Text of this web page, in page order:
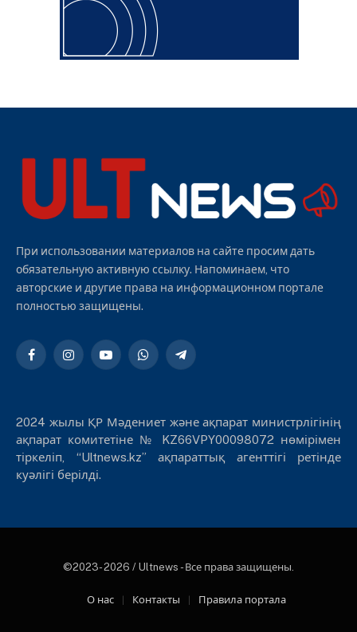
При использовании материалов на сайте просим дать
обязательную активную ссылку. Напоминаем, что
авторские и другие права на информационном портале
полностью защищены.
FacebookInstagramYouTubeWhatsAppTelegram
2024 жылы ҚР Мәдениет және ақпарат министрлігінің
ақпарат комитетіне № KZ66VPY00098072 нөмірімен
тіркеліп, “Ultnews.kz” ақпараттық агенттігі ретінде
куәлігі берілді.
©2023- 2026 / Ultnews - Все права защищены.
О нас Контакты Правила портала